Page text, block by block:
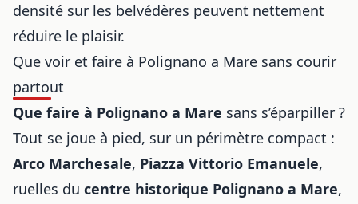
densité sur les belvédères peuvent nettement
réduire le plaisir.
Que voir et faire à Polignano a Mare sans courir
partout
Que faire à Polignano a Mare sans s’éparpiller ?
Tout se joue à pied, sur un périmètre compact :
Arco Marchesale, Piazza Vittorio Emanuele,
ruelles du centre historique Polignano a Mare,